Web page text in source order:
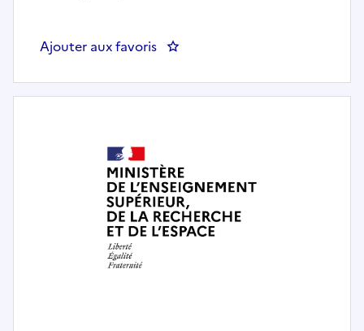
Ajouter aux favoris : DNPJ-SDSO-Mandataire